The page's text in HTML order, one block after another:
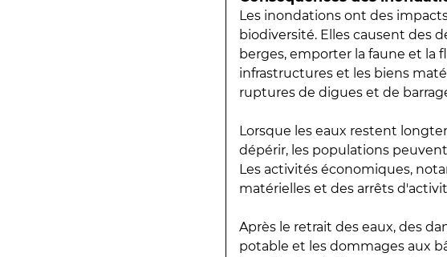
Les inondations ont des
biodiversité. Elles causent des
berges, emporter la faune et la
infrastructures et les biens
ruptures de digues et de
Lorsque les eaux restent
dépérir, les populations
Les activités économiques,
matérielles et des arrêts
Après le retrait des eaux, des
potable et les dommages aux